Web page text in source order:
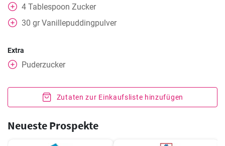
4 Tablespoon Zucker
30 gr Vanillepuddingpulver
Extra
Puderzucker
Zutaten zur Einkaufsliste hinzufügen
Neueste Prospekte